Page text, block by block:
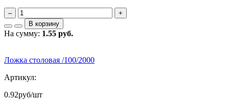
–
+
В корзину
На сумму: 1.55 руб.
Ложка столовая /100/2000
Артикул:
0.92руб/шт